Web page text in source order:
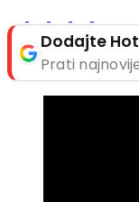
Dodajte
Prati